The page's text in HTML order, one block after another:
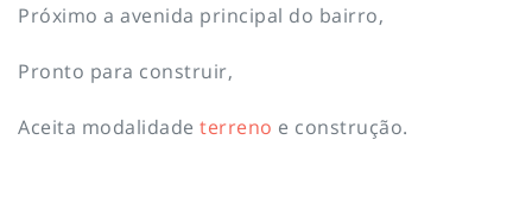
Próximo a avenida principal do bairro,
Pronto para construir,
Aceita modalidade terreno e construção.